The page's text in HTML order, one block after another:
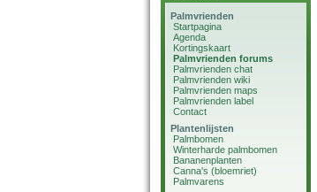
Palmvrienden
Startpagina
Agenda
Kortingskaart
Palmvrienden forums
Palmvrienden chat
Palmvrienden wiki
Palmvrienden maps
Palmvrienden label
Contact
Plantenlijsten
Palmbomen
Winterharde palmbomen
Bananenplanten
Canna's (bloemriet)
Palmvarens